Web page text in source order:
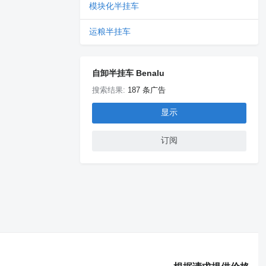
模块化半挂车
运粮半挂车
自卸半挂车 Benalu
搜索结果: 187 条广告
显示
订阅